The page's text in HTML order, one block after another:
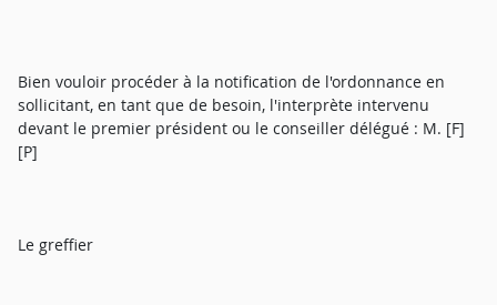
Bien vouloir procéder à la notification de l'ordonnance en
sollicitant, en tant que de besoin, l'interprète intervenu
devant le premier président ou le conseiller délégué : M. [F]
[P]
Le greffier